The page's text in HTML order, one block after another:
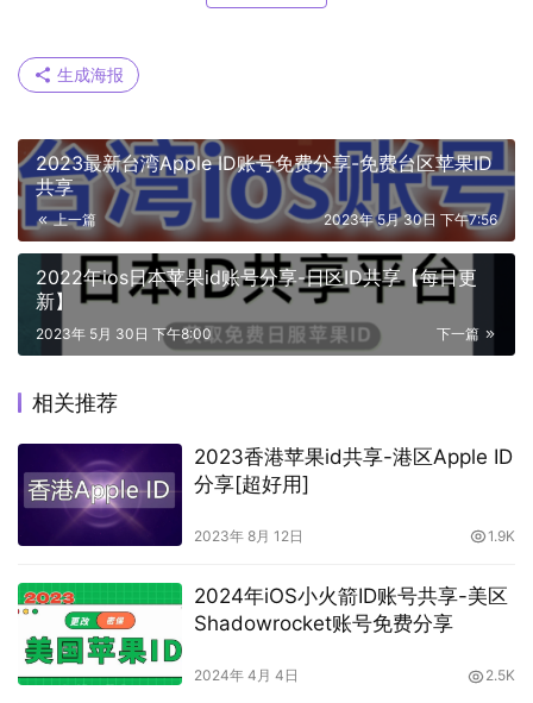
生成海报
2023最新台湾Apple ID账号免费分享-免费台区苹果ID
共享
上一篇 2023年 5月 30日 下午7:56
2022年ios日本苹果id账号分享-日区ID共享【每日更
新】
下一篇
2023年 5月 30日 下午8:00
相关推荐
2023香港苹果id共享-港区Apple ID
分享[超好用]
2023年 8月 12日 1.9K
2024年iOS小火箭ID账号共享-美区
Shadowrocket账号免费分享
2024年 4月 4日 2.5K